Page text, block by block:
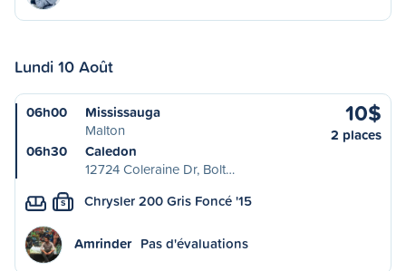
Lundi 10 Août
06h00
Mississauga
Malton
06h30
Caledon
12724 Coleraine Dr, Bolt…
10$
2 places
S Chrysler 200 Gris Foncé '15
Amrinder Pas d'évaluations